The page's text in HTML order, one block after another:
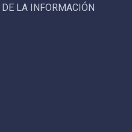
LA INFORMACIÓN